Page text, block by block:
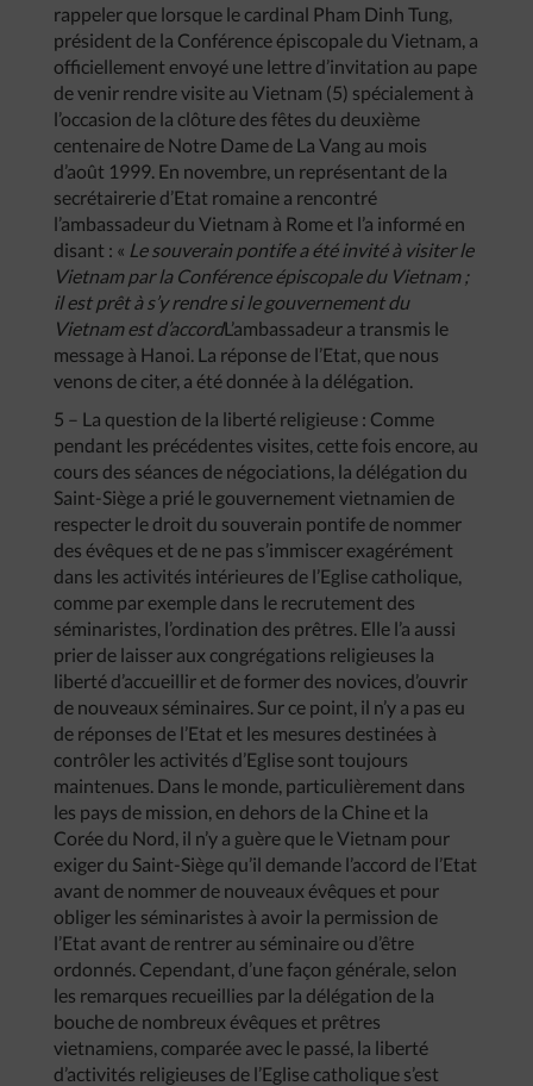
rappeler que lorsque le cardinal Pham Dinh Tung,
président de la Conférence épiscopale du Vietnam, a
officiellement envoyé une lettre d’invitation au pape
de venir rendre visite au Vietnam (5) spécialement à
l’occasion de la clôture des fêtes du deuxième
centenaire de Notre Dame de La Vang au mois
d’août 1999. En novembre, un représentant de la
secrétairerie d’Etat romaine a rencontré
l’ambassadeur du Vietnam à Rome et l’a informé en
disant : « Lesouverain pontifeaété invitéà visiterle
Vietnamparla Conférenceépiscopaledu Vietnam ;
ilestprêtàs’yrendresile gouvernementdu
Vietnamestd’accordL’ambassadeur a transmis le
message à Hanoi. La réponse de l’Etat, que nous
venons de citer, a été donnée à la délégation.
5 – La question de la liberté religieuse : Comme
pendant les précédentes visites, cette fois encore, au
cours des séances de négociations, la délégation du
Saint-Siège a prié le gouvernement vietnamien de
respecter le droit du souverain pontife de nommer
des évêques et de ne pas s’immiscer exagérément
dans les activités intérieures de l’Eglise catholique,
comme par exemple dans le recrutement des
séminaristes, l’ordination des prêtres. Elle l’a aussi
prier de laisser aux congrégations religieuses la
liberté d’accueillir et de former des novices, d’ouvrir
de nouveaux séminaires. Sur ce point, il n’y a pas eu
de réponses de l’Etat et les mesures destinées à
contrôler les activités d’Eglise sont toujours
maintenues. Dans le monde, particulièrement dans
les pays de mission, en dehors de la Chine et la
Corée du Nord, il n’y a guère que le Vietnam pour
exiger du Saint-Siège qu’il demande l’accord de l’Etat
avant de nommer de nouveaux évêques et pour
obliger les séminaristes à avoir la permission de
l’Etat avant de rentrer au séminaire ou d’être
ordonnés. Cependant, d’une façon générale, selon
les remarques recueillies par la délégation de la
bouche de nombreux évêques et prêtres
vietnamiens, comparée avec le passé, la liberté
d’activités religieuses de l’Eglise catholique s’est